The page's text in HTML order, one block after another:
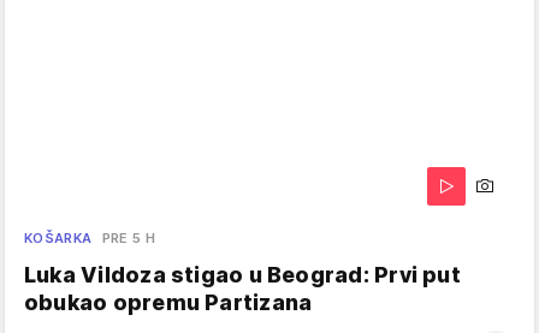
KOŠARKA PRE 5 H
Luka Vildoza stigao u Beograd: Prvi put
obukao opremu Partizana